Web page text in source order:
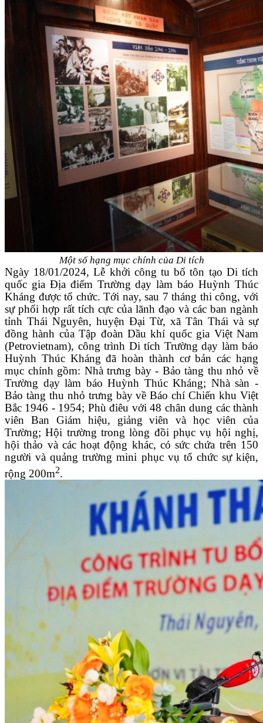
Một số hạng mục chính của Di tích
Ngày 18/01/2024, Lễ khởi công tu bổ tôn tạo Di tích
quốc gia Địa điểm Trường dạy làm báo Huỳnh Thúc
Kháng được tổ chức. Tới nay, sau 7 tháng thi công, với
sự phối hợp rất tích cực của lãnh đạo và các ban ngành
tỉnh Thái Nguyên, huyện Đại Từ, xã Tân Thái và sự
đồng hành của Tập đoàn Dầu khí quốc gia Việt Nam
(Petrovietnam), công trình Di tích Trường dạy làm báo
Huỳnh Thúc Kháng đã hoàn thành cơ bản các hạng
mục chính gồm: Nhà trưng bày - Bảo tàng thu nhỏ về
Trường dạy làm báo Huỳnh Thúc Kháng; Nhà sàn -
Bảo tàng thu nhỏ trưng bày về Báo chí Chiến khu Việt
Bắc 1946 - 1954; Phù điêu với 48 chân dung các thành
viên Ban Giám hiệu, giảng viên và học viên của
Trường; Hội trường trong lòng đồi phục vụ hội nghị,
hội thảo và các hoạt động khác, có sức chứa trên 150
người và quảng trường mini phục vụ tổ chức sự kiện,
rộng 200m2.